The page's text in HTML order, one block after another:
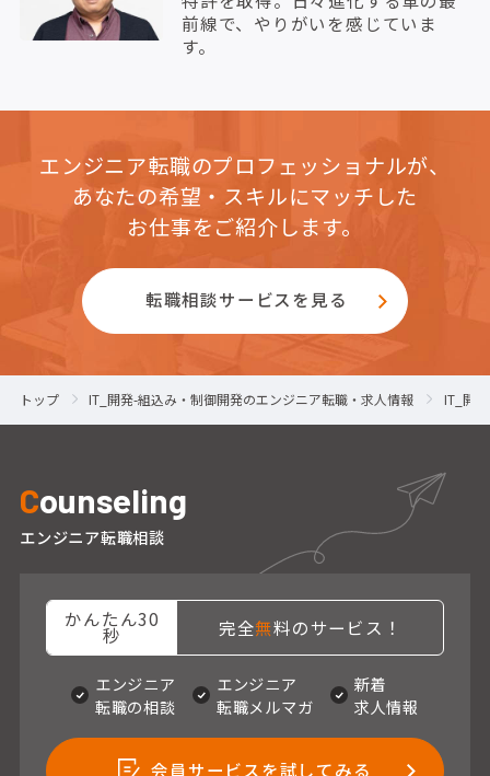
前線で、やりがいを感じていま
す。
エンジニア転職のプロフェッショナルが、
あなたの希望・スキルにマッチした
お仕事をご紹介します。
転職相談サービスを見る
トップ IT_開発-組込み・制御開発のエンジニア転職・求人情報 IT_開
Counseling
エンジニア転職相談
かんたん30
秒 完全無料のサービス！
エンジニア
転職の相談
エンジニア
転職メルマガ
新着
求人情報
会員サービスを試してみる